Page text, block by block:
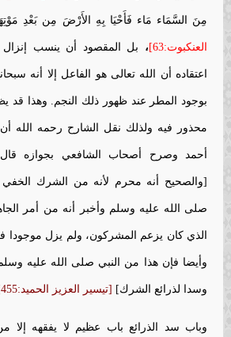
مِنَ السَّمَاء مَاء فَأَحْيَا بِهِ الأَرْضَ مِن بَعْدِ
العنكبوت:63] ، بل المقصود أن ينسب إنزال
اعتقاده أن الله تعالى هو الفاعل إلا أنه
بوجود المطر عند ظهور ذلك النجم. وهذا قد
محذور فيه ولذلك نقل الشارح رحمه الله
أحمد وصرح أصحاب الشافعي بجوازه
[والصحيح أنه محرم لأنه من الشرك الخفي
صلى الله عليه وسلم وأخبر أنه من أمر
الذي كان يزعم المشركون، ولم يزل موجودا
وأيضا فإن هذا من النبي صلى الله عليه
وسدا لذرائع الشرك] [تيسير العزيز الحميد:455]
وباب سد الذرائع باب عظيم لا يفقهه إلا